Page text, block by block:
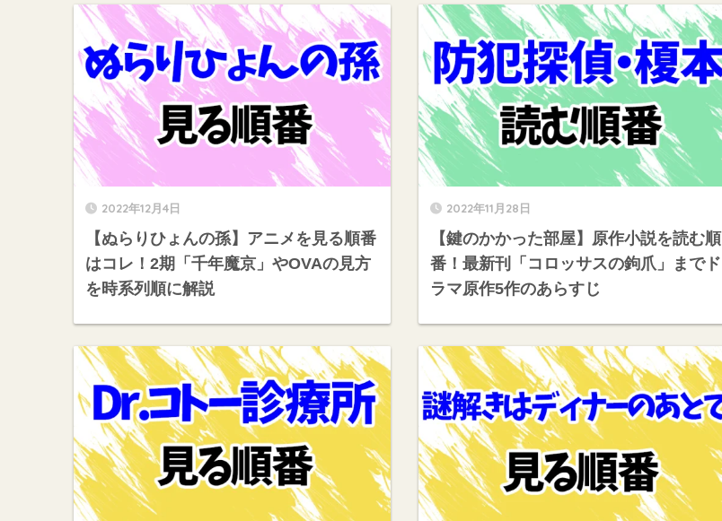
2022年12月4日
【ぬらりひょんの孫】アニメを見る順番
はコレ！2期「千年魔京」やOVAの見方
を時系列順に解説
2022年11月28日
【鍵のかかった部屋】原作小説を読む順
番！最新刊「コロッサスの鉤爪」までド
ラマ原作5作のあらすじ